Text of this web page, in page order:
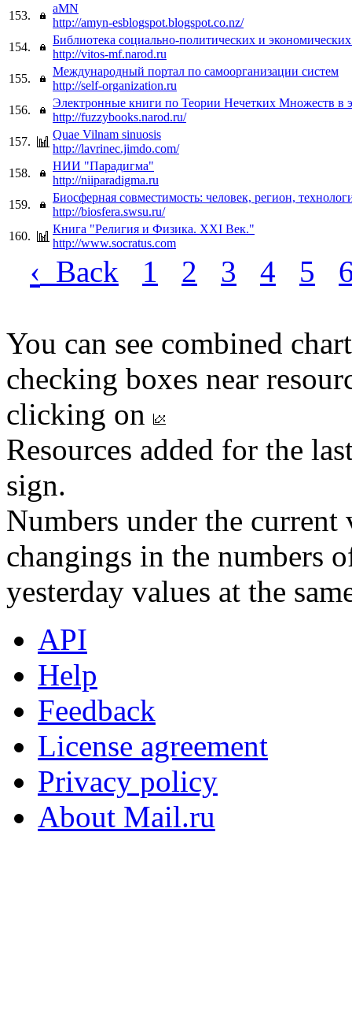
153.
aMN
http://amyn-esblogspot.blogspot.co.nz/
154.
Библиотека социально-политических и
http://vitos-mf.narod.ru
155.
Международный портал по самоорганизации систем
http://self-organization.ru
156.
Электронные книги по Теории Нечетких Множеств в
http://fuzzybooks.narod.ru/
157.
Quae Vilnam sinuosis
http://lavrinec.jimdo.com/
158.
НИИ "Парадигма"
http://niiparadigma.ru
159.
Биосферная совместимость: человек, регион,
http://biosfera.swsu.ru/
160.
Книга "Религия и Физика. XXI Век."
http://www.socratus.com
‹ Back 1 2 3 4 5
You can see combined
checking boxes near
clicking on
Resources added for the
sign.
Numbers under the
changings in the numbers
yesterday values at the
API
Help
Feedback
License agreement
Privacy policy
About Mail.ru